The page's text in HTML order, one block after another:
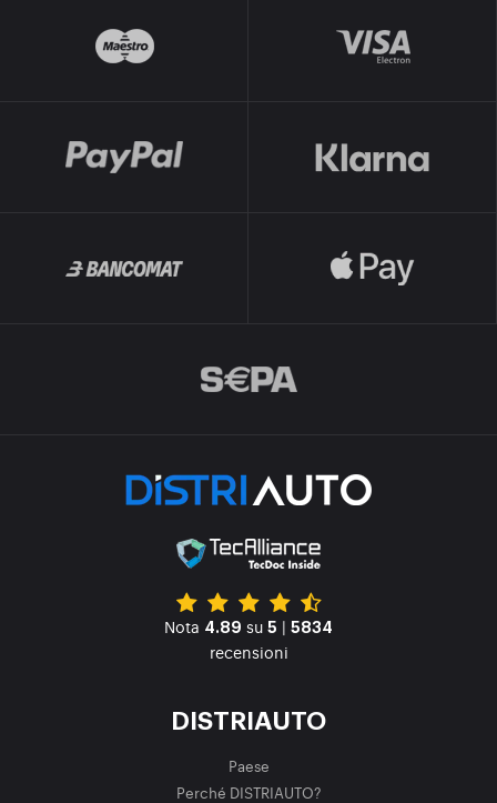
Nota 4.89 su 5 | 5834
recensioni
DISTRIAUTO
Paese
Perché DISTRIAUTO?